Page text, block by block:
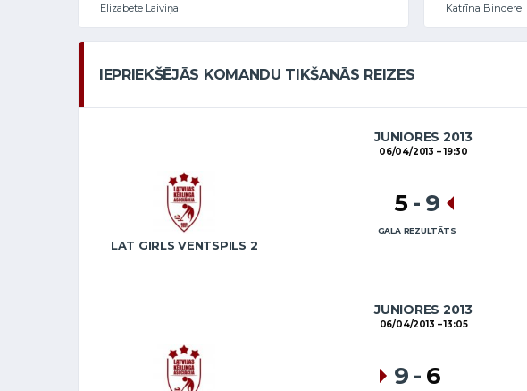
Elizabete Laiviņa Katrīna Bindere
IEPRIEKŠĒJĀS KOMANDU TIKŠANĀS REIZES
JUNIORES 2013
06/04/2013 19:30
LAT GIRLS VENTSPILS 2
5 - 9
GALA REZULTĀTS
JUNIORES 2013
06/04/2013 13:05
9 - 6